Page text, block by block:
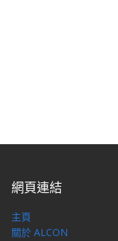
網頁連結
主頁
關於 ALCON